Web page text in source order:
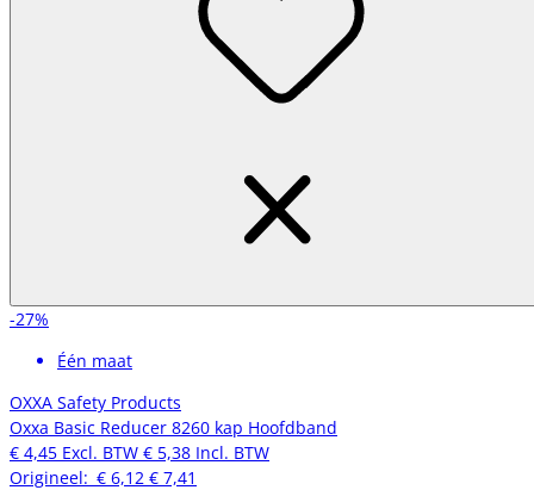
-27%
Één maat
OXXA Safety Products
Oxxa Basic Reducer 8260 kap Hoofdband
€ 4,45 Excl. BTW € 5,38 Incl. BTW
Origineel: € 6,12 € 7,41